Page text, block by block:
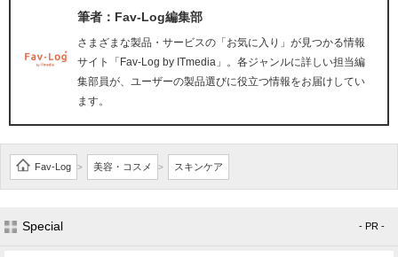
筆者：Fav-Log編集部
さまざまな製品・サービスの「お気に入り」が見つかる情報
サイト「Fav-Log by ITmedia」。各ジャンルに詳しい担当編
集部員が、ユーザーの製品選びに役立つ情報をお届けしてい
ます。
Fav-Log > 美容・コスメ > スキンケア
Special - PR -